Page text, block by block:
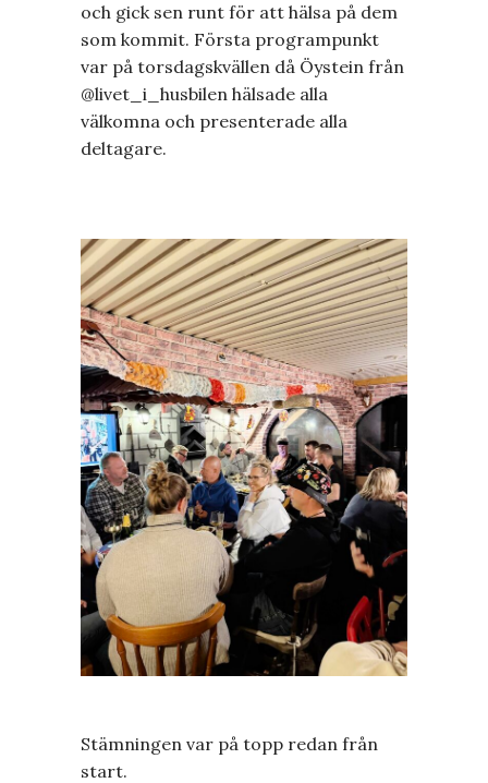
och gick sen runt för att hälsa på dem
som kommit. Första programpunkt
var på torsdagskvällen då Öystein från
@livet_i_husbilen hälsade alla
välkomna och presenterade alla
deltagare.
Stämningen var på topp redan från
start.